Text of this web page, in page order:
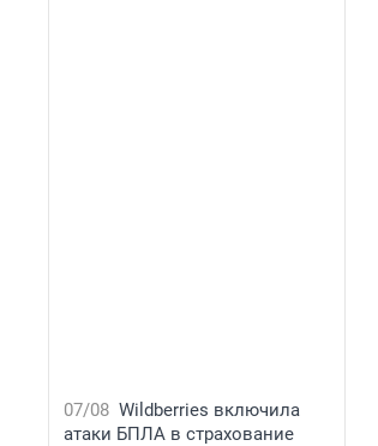
07/08 Wildberries включила
атаки БПЛА в страхование